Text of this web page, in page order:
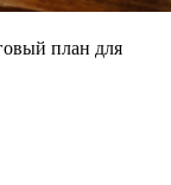
план для